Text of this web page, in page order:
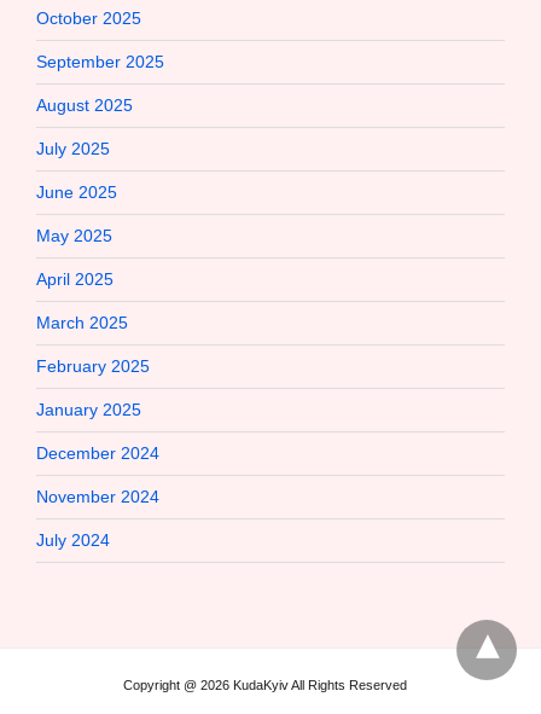
October 2025
September 2025
August 2025
July 2025
June 2025
May 2025
April 2025
March 2025
February 2025
January 2025
December 2024
November 2024
July 2024
Copyright @ 2026 KudaKyiv All Rights Reserved